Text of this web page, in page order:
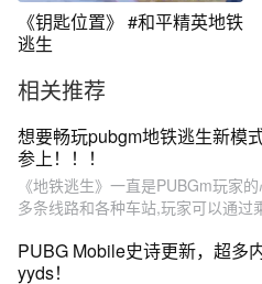
《钥匙位置》 #和平精英地铁
逃生
相关推荐
想要畅玩pubgm地铁逃生新模
参上！！！
《地铁逃生》一直是PUBGm玩家
多条线路和各种车站,玩家可以通过
PUBG Mobile史诗更新，超多
yyds！